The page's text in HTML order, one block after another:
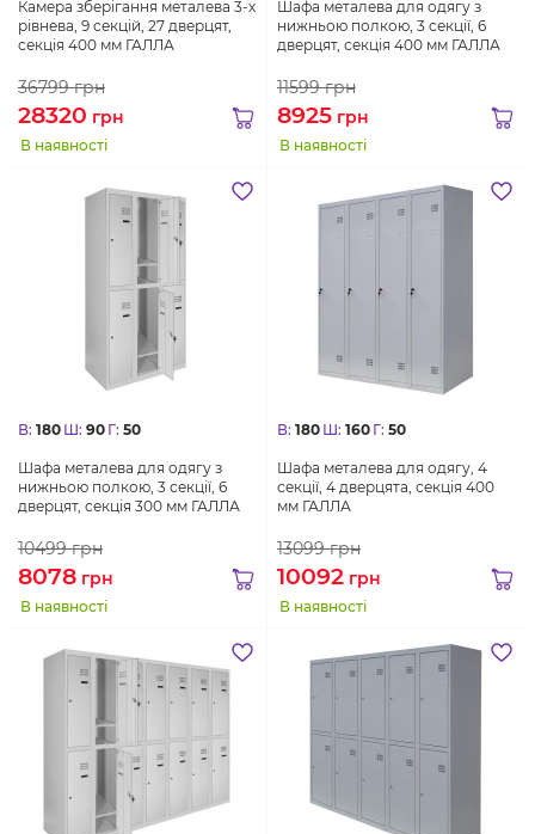
Камера зберігання металева 3-х
рівнева, 9 секцій, 27 дверцят,
секція 400 мм ГАЛЛА
36799грн
28320 грн
В наявності
Шафа металева для одягу з
нижньою полкою, 3 секції, 6
дверцят, секція 400 мм ГАЛЛА
11599грн
8925 грн
В наявності
В: 180 Ш: 90 Г: 50
Шафа металева для одягу з
нижньою полкою, 3 секції, 6
дверцят, секція 300 мм ГАЛЛА
10499грн
8078 грн
В наявності
В: 180 Ш: 160 Г: 50
Шафа металева для одягу, 4
секції, 4 дверцята, секція 400
мм ГАЛЛА
13099грн
10092 грн
В наявності